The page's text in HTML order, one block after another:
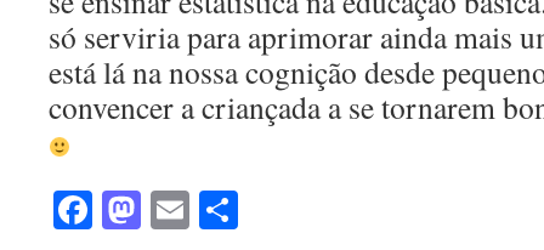
só serviria para aprimorar ainda mais
está lá na nossa cognição desde
convencer a criançada a se tornarem
Facebook
Mastodon
Email